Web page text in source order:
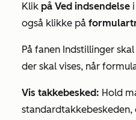
Klik på Ved indsendelse
også klikke på
På fanen Indstillinger
der skal vises, når
Vis takkebesked: Hold
standardtakkebeskeden,